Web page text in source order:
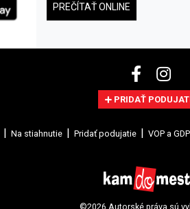
PREČÍTAŤ ONLINE
PRIDAŤ
Na stiahnutie Pridať podujatie VOP a
©2026 Autorské práva sú